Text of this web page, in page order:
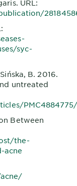
URL:
syc-
B. 2016.
untreated
PMC4884775/
Between
the-
acne